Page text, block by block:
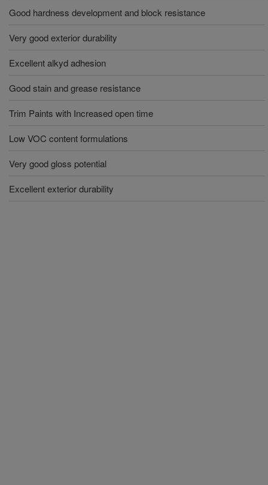
Good hardness development and block resistance
Very good exterior durability
Excellent alkyd adhesion
Good stain and grease resistance
Trim Paints with Increased open time
Low VOC content formulations
Very good gloss potential
Excellent exterior durability